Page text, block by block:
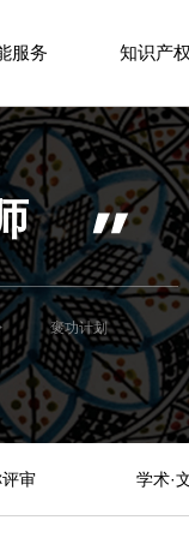
服务 知识产
褒功计划
审 学术·